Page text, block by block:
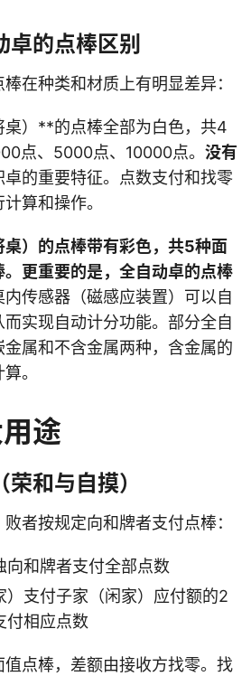
卓的点棒区别
在种类和材质上有明显差异：
）**的点棒全部为白色，共4
点、5000点、10000点。 没有
卓的重要特征。点数支付和找零
算和操作。
） 的点棒带有彩色，共5种面
更重要的是，全自动卓的点棒
内传感器（磁感应装置）可以自
实现自动计分功能。部分全自
属和不含金属两种，含金属的
。
途
和与自摸）
者按规定向和牌者支付点棒：
向和牌者支付全部点数
）支付子家（闲家）应付额的2
付相应点数
点棒，差额由接收方找零。找